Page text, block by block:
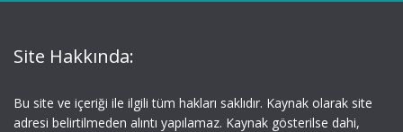
Site Hakkında:
Bu site ve içeriği ile ilgili tüm hakları saklıdır. Kaynak olarak site
adresi belirtilmeden alıntı yapılamaz. Kaynak gösterilse dahi,